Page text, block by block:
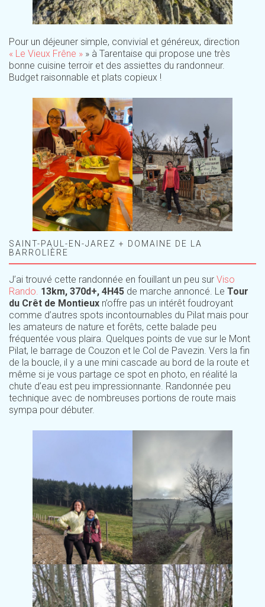
Pour un déjeuner simple, convivial et généreux, direction
« Le Vieux Frêne » » à Tarentaise qui propose une très
bonne cuisine terroir et des assiettes du randonneur.
Budget raisonnable et plats copieux !
SAINT-PAUL-EN-JAREZ + DOMAINE DE LA
BARROLIÈRE
J’ai trouvé cette randonnée en fouillant un peu sur Viso
Rando. 13km, 370d+, 4H45 de marche annoncé. Le Tour
du Crêt de Montieux n’offre pas un intérêt foudroyant
comme d’autres spots incontournables du Pilat mais pour
les amateurs de nature et forêts, cette balade peu
fréquentée vous plaira. Quelques points de vue sur le Mont
Pilat, le barrage de Couzon et le Col de Pavezin. Vers la fin
de la boucle, il y a une mini cascade au bord de la route et
même si je vous partage ce spot en photo, en réalité la
chute d’eau est peu impressionnante. Randonnée peu
technique avec de nombreuses portions de route mais
sympa pour débuter.